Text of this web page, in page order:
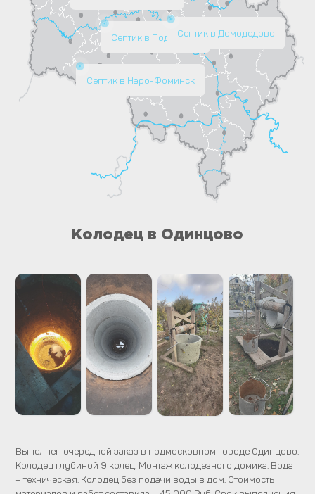
Септик в Подольске
Септик в Наро-Фоминск
Септик в Домодедово
Колодец в Одинцово
Выполнен очередной заказ в подмосковном городе Одинцово.
Колодец глубиной 9 колец. Монтаж колодезного домика. Вода
– техническая. Колодец без подачи воды в дом. Стоимость